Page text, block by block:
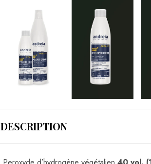
DESCRIPTION